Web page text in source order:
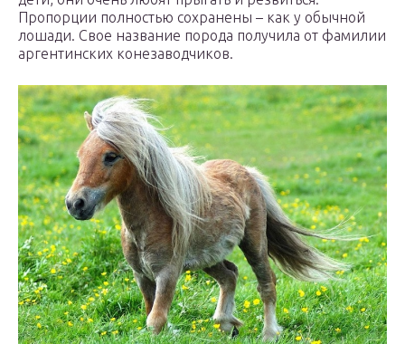
Пропорции полностью сохранены – как у обычной
лошади. Свое название порода получила от фамилии
аргентинских конезаводчиков.